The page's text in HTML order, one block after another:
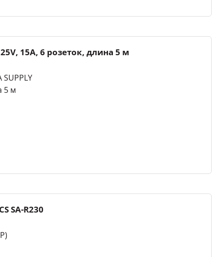
15A, 6 розеток, длина 5 м
5 м
SA-R230